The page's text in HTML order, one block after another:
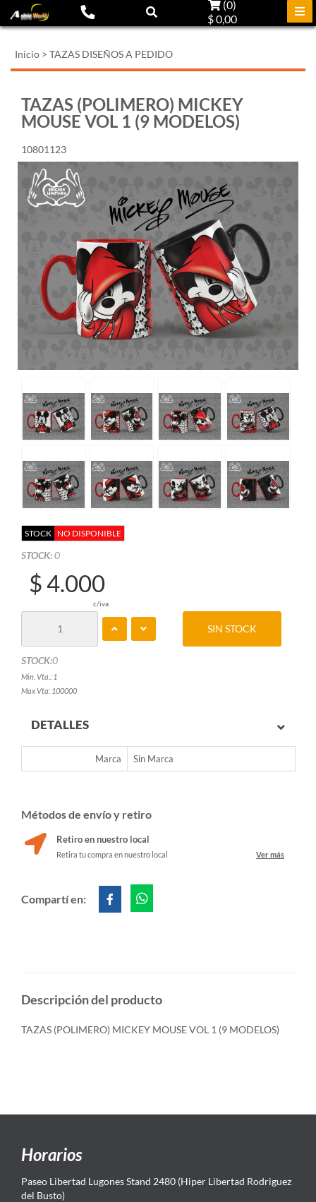
(0)
$ 0,00
Inicio > TAZAS DISEÑOS A PEDIDO
TAZAS (POLIMERO) MICKEY
MOUSE VOL 1 (9 MODELOS)
10801123
STOCK NO DISPONIBLE
STOCK:0
$ 4.000
c/iva
STOCK:0
Min. Vta.: 1
Max Vta: 100000
SIN STOCK
DETALLES
Marca Sin Marca
Métodos de envío y retiro
Retiro en nuestro local
Retira tu compra en nuestro local Ver más
Compartí en:
Descripción del producto
TAZAS (POLIMERO) MICKEY MOUSE VOL 1 (9 MODELOS)
Horarios
Paseo Libertad Lugones Stand 2480 (Hiper Libertad Rodriguez
del Busto)